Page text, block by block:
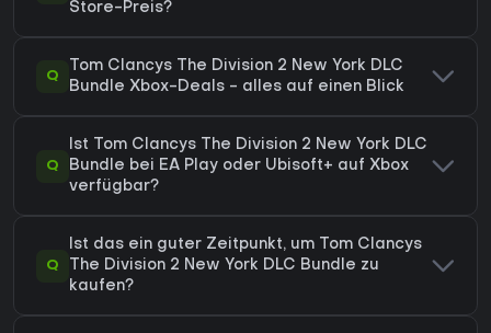
Store-Preis?
Q
Tom Clancys The Division 2 New York DLC
Bundle Xbox-Deals - alles auf einen Blick
Q
Ist Tom Clancys The Division 2 New York DLC
Bundle bei EA Play oder Ubisoft+ auf Xbox
verfügbar?
Q
Ist das ein guter Zeitpunkt, um Tom Clancys
The Division 2 New York DLC Bundle zu
kaufen?